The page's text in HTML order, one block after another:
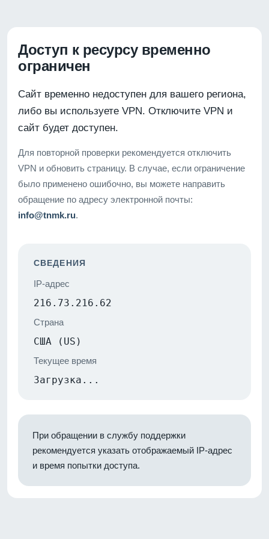
Доступ к ресурсу временно
ограничен
Сайт временно недоступен для вашего региона,
либо вы используете VPN. Отключите VPN и
сайт будет доступен.
Для повторной проверки рекомендуется отключить
VPN и обновить страницу. В случае, если ограничение
было применено ошибочно, вы можете направить
обращение по адресу электронной почты:
info@tnmk.ru.
СВЕДЕНИЯ
IP-адрес
216.73.216.62
Страна
США (US)
Текущее время
Загрузка...
При обращении в службу поддержки
рекомендуется указать отображаемый IP-адрес
и время попытки доступа.